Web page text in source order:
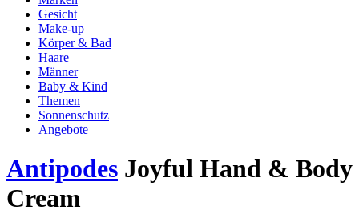
Gesicht
Make-up
Körper & Bad
Haare
Männer
Baby & Kind
Themen
Sonnenschutz
Angebote
Antipodes Joyful Hand & Body
Cream